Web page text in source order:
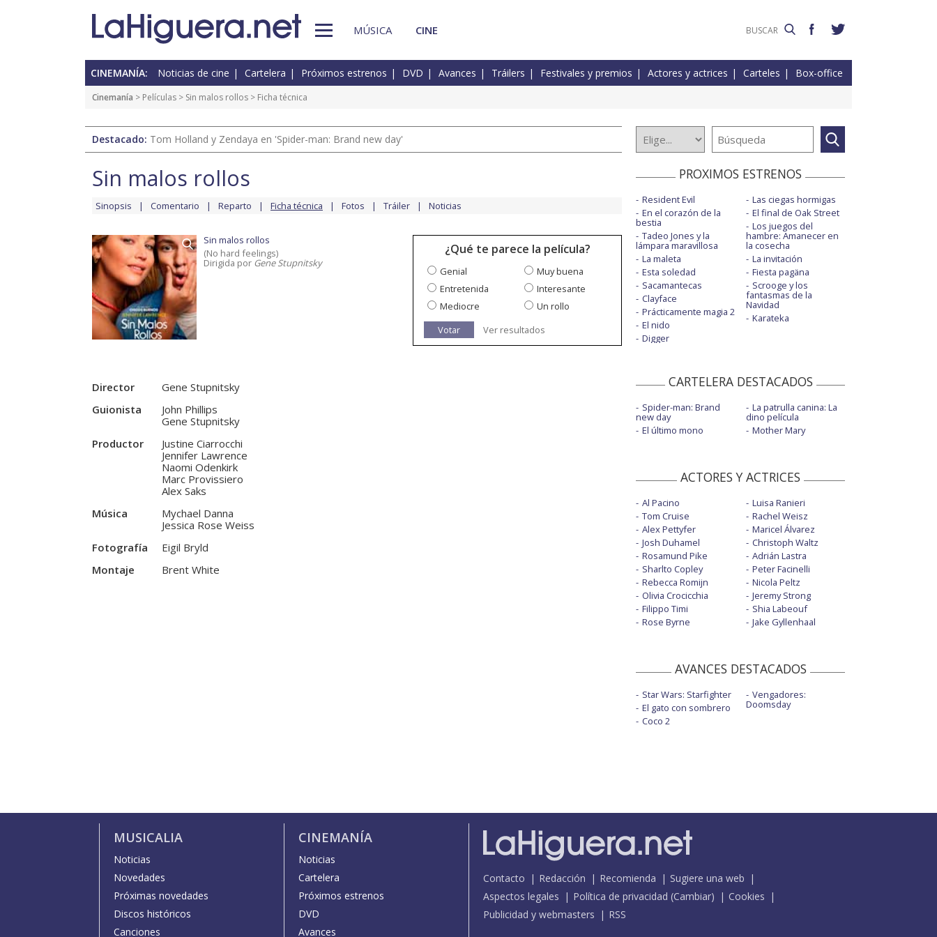
MÚSICA CINE
CINEMANÍA: Noticias de cine Cartelera Próximos estrenos DVD Avances Tráilers Festivales y premios Actores y actrices Carteles Box-office
Cinemanía > Películas > Sin malos rollos > Ficha técnica
Destacado: Tom Holland y Zendaya en 'Spider-man: Brand new day'
Sin malos rollos
Sinopsis Comentario Reparto Ficha técnica Fotos Tráiler Noticias
Sin malos rollos
(No hard feelings)
Dirigida por Gene Stupnitsky
¿Qué te parece la película?
Genial
Muy buena
Entretenida
Interesante
Mediocre
Un rollo
Votar
Ver resultados
Director
Gene Stupnitsky
Guionista
John Phillips
Gene Stupnitsky
Productor
Justine Ciarrocchi
Jennifer Lawrence
Naomi Odenkirk
Marc Provissiero
Alex Saks
Música
Mychael Danna
Jessica Rose Weiss
Fotografía
Eigil Bryld
Montaje
Brent White
PROXIMOS ESTRENOS
Resident Evil
En el corazón de la
bestia
Tadeo Jones y la
lámpara maravillosa
La maleta
Esta soledad
Sacamantecas
Clayface
Prácticamente magia 2
El nido
Digger
Las ciegas hormigas
El final de Oak Street
Los juegos del
hambre: Amanecer en
la cosecha
La invitación
Fiesta pagäna
Scrooge y los
fantasmas de la
Navidad
Karateka
CARTELERA DESTACADOS
Spider-man: Brand
new day
El último mono
La patrulla canina: La
dino película
Mother Mary
ACTORES Y ACTRICES
Al Pacino
Tom Cruise
Alex Pettyfer
Josh Duhamel
Rosamund Pike
Sharlto Copley
Rebecca Romijn
Olivia Crocicchia
Filippo Timi
Rose Byrne
Luisa Ranieri
Rachel Weisz
Maricel Álvarez
Christoph Waltz
Adrián Lastra
Peter Facinelli
Nicola Peltz
Jeremy Strong
Shia Labeouf
Jake Gyllenhaal
AVANCES DESTACADOS
Star Wars: Starfighter
El gato con sombrero
Coco 2
Vengadores:
Doomsday
MUSICALIA
Noticias
Novedades
Próximas novedades
Discos históricos
Canciones
CINEMANÍA
Noticias
Cartelera
Próximos estrenos
DVD
Avances
Contacto Redacción Recomienda
Sugiere una web
Aspectos legales
Política de privacidad (Cambiar)
Cookies
Publicidad y webmasters
RSS